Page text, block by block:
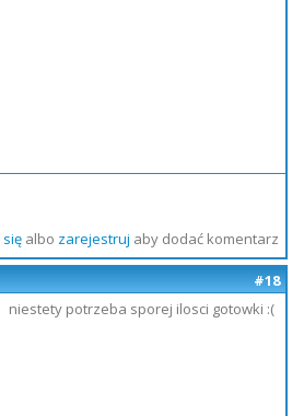
albo zarejestruj aby dodać komentarz
#18
niestety potrzeba sporej ilosci gotowki :(